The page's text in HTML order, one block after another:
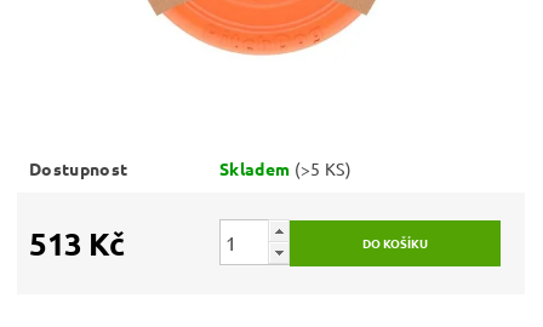
Dostupnost Skladem (>5 KS)
513 Kč